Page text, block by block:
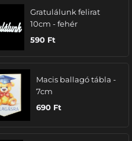
Gratulálunk felirat
10cm - fehér
590 Ft
Macis ballagó tábla -
7cm
690 Ft